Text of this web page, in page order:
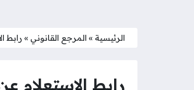
الرئيسية » المرجع القانوني » رابط
رابط الاستعلام